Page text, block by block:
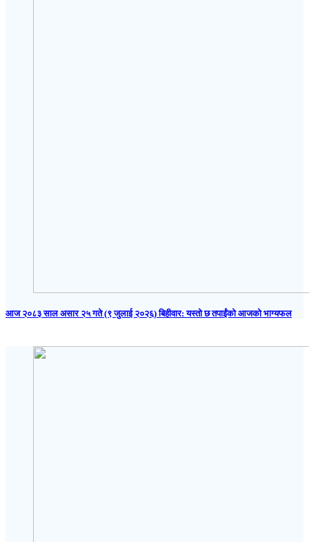
आज २०८३ साल असार २५ गते (९ जुलाई २०२६) बिहीवार: यस्तो छ तपाईंको आजको भाग्यफल